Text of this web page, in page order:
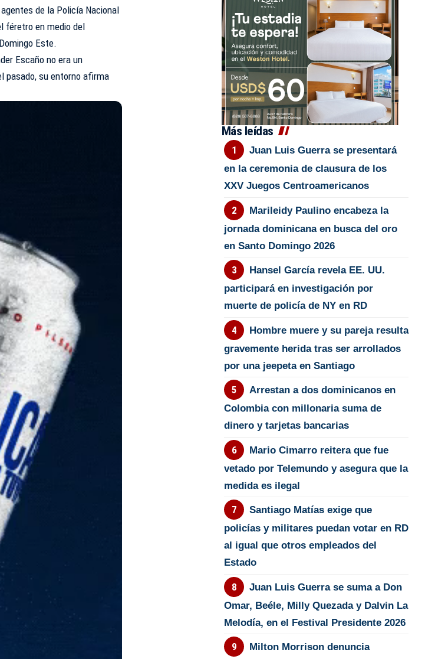
de la Policía Nacional
féretro en medio del
Este.
Escaño no era un
pasado, su entorno afirma
Más leídas
Juan Luis Guerra se presentará
en la ceremonia de clausura de los
XXV Juegos Centroamericanos
Marileidy Paulino encabeza la
jornada dominicana en busca del oro
en Santo Domingo 2026
Hansel García revela EE. UU.
participará en investigación por
muerte de policía de NY en RD
Hombre muere y su pareja resulta
gravemente herida tras ser arrollados
por una jeepeta en Santiago
Arrestan a dos dominicanos en
Colombia con millonaria suma de
dinero y tarjetas bancarias
Mario Cimarro reitera que fue
vetado por Telemundo y asegura que la
medida es ilegal
Santiago Matías exige que
policías y militares puedan votar en RD
al igual que otros empleados del
Estado
Juan Luis Guerra se suma a Don
Omar, Beéle, Milly Quezada y Dalvin La
Melodía, en el Festival Presidente 2026
Milton Morrison denuncia